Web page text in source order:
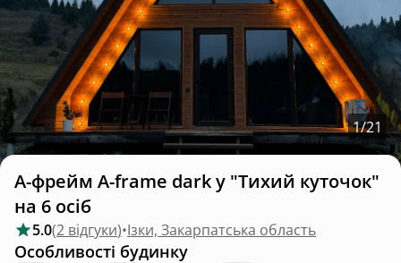
1/21
А-фрейм A-frame dark у "Тихий куточок"
на 6 осіб
5.0(2 відгуки)•Ізки, Закарпатська область
Особливості будинку